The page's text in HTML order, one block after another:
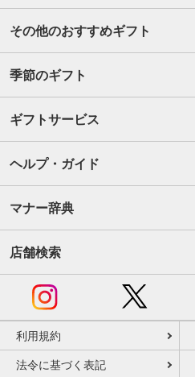
その他のおすすめギフト
季節のギフト
ギフトサービス
ヘルプ・ガイド
マナー辞典
店舗検索
利用規約
法令に基づく表記